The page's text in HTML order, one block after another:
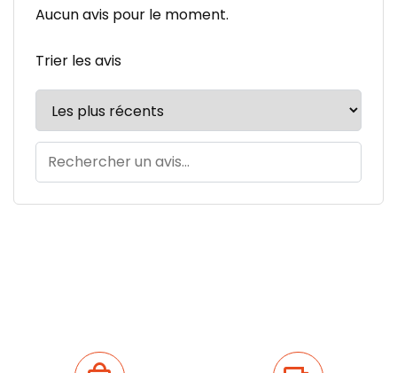
Aucun avis pour le moment.
Trier les avis